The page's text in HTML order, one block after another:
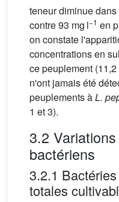
teneur diminue
contre 93 mg l−1 en
on constate
concentrations en
ce peuplement (11,2
n'ont jamais été
peuplements àL.
1 et 3).
3.2
bactériens
3.2.1
totales